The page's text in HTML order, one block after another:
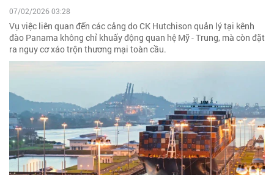
07/02/2026 03:28
Vụ việc liên quan đến các cảng do CK Hutchison quản lý tại kênh
đào Panama không chỉ khuấy động quan hệ Mỹ - Trung, mà còn đặt
ra nguy cơ xáo trộn thương mại toàn cầu.